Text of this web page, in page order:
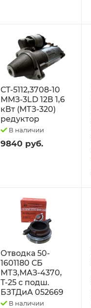
СТ-5112,3708-10
ММЗ-3LD 12В 1,6
кВт (МТЗ-320)
редуктор
В наличии
9840 руб.
Отводка 50-
1601180 СБ
МТЗ,МАЗ-4370,
Т-25 с подш.
БЗТДиА 052669
В наличии